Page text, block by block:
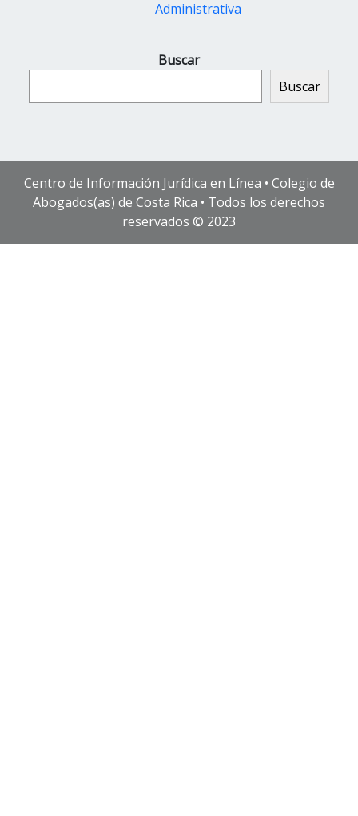
Administrativa
Buscar
Buscar
Centro de Información Jurídica en Línea • Colegio de
Abogados(as) de Costa Rica • Todos los derechos
reservados © 2023